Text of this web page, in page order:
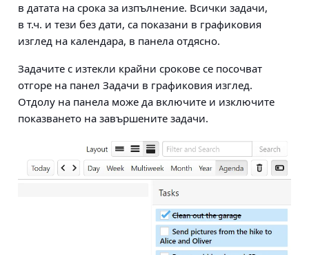
в датата на срока за изпълнение. Всички задачи,
в т.ч. и тези без дати, са показани в графиковия
изглед на календара, в панела отдясно.
Задачите с изтекли крайни срокове се посочват
отгоре на панел Задачи в графиковия изглед.
Отдолу на панела може да включите и изключите
показването на завършените задачи.